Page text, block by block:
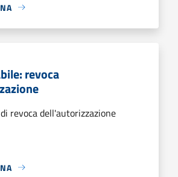
revoca
revoca dell'autorizzazione